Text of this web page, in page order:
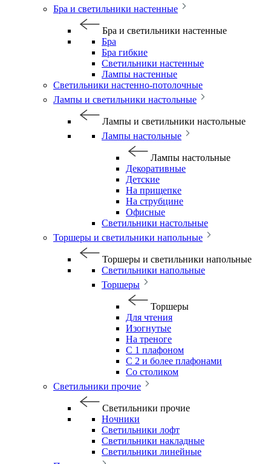
Бра и светильники настенные
Бра и светильники настенные
Бра
Бра гибкие
Светильники настенные
Лампы настенные
Светильники настенно-потолочные
Лампы и светильники настольные
Лампы и светильники настольные
Лампы настольные
Лампы настольные
Декоративные
Детские
На прищепке
На струбцине
Офисные
Светильники настольные
Торшеры и светильники напольные
Торшеры и светильники напольные
Светильники напольные
Торшеры
Торшеры
Для чтения
Изогнутые
На треноге
С 1 плафоном
С 2 и более плафонами
Со столиком
Светильники прочие
Светильники прочие
Ночники
Светильники лофт
Светильники накладные
Светильники линейные